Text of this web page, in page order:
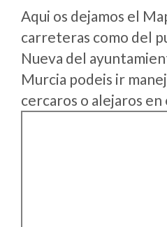
Aqui os dejamos el
carreteras como del
Nueva del
Murcia podeis ir
cercaros o alejaros en